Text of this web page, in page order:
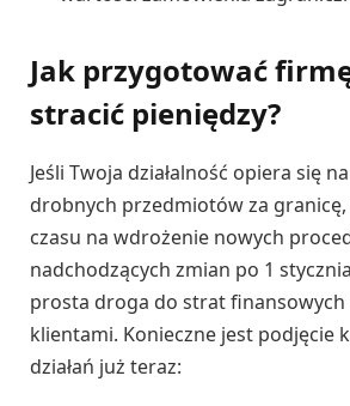
Jak przygotować
stracić pieniędzy?
Jeśli Twoja działalność opiera się
drobnych przedmiotów za
czasu na wdrożenie nowych
nadchodzących zmian po 1
prosta droga do strat
klientami. Konieczne jest podjęcie
działań już teraz: